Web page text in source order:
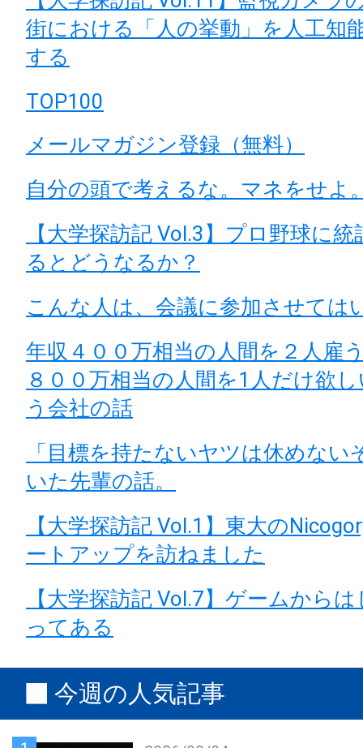
街における「人の挙動」を人工知
する
TOP100
メールマガジン登録（無料）
自分の頭で考えるな。マネをせよ
【大学探訪記 Vol.3】プロ野球に
るとどうなるか？
こんな人は、会議に参加させては
年収４００万相当の人間を２人雇
８００万相当の人間を1人だけ欲
う会社の話
「目標を持たないヤツは休めない
いた先輩の話。
【大学探訪記 Vol.1】東大の
ートアップを訪ねました
【大学探訪記 Vol.7】ゲームから
ってある
今週の人気記事